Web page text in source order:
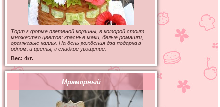
Торт в форме плетеной корзины, в которой стоит
множество цветов: красные маки, белые ромашки,
оранжевые каллы. На день рождения два подарка в
одном: и цветы, и сладкое угощение.
Вес: 4кг.
Мраморный